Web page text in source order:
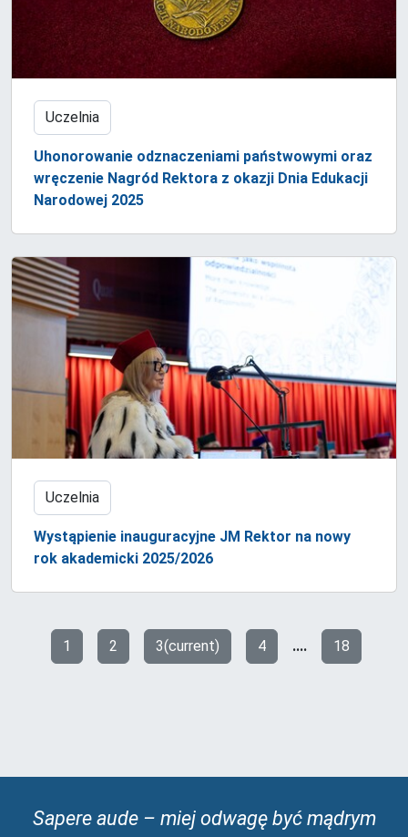
Uczelnia
Uhonorowanie odznaczeniami państwowymi oraz
wręczenie Nagród Rektora z okazji Dnia Edukacji
Narodowej 2025
Uczelnia
Wystąpienie inauguracyjne JM Rektor na nowy
rok akademicki 2025/2026
Poprzednia strona
1 2 3(current) 4 .... 18
Sapere aude – miej odwagę być mądrym